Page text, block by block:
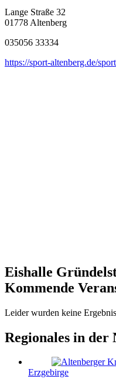
Lange Straße 32
01778 Altenberg
035056 33334
https://sport-altenberg.de/
Eishalle
Kommende
Leider wurden keine
Regionales in der
Erzgebirge